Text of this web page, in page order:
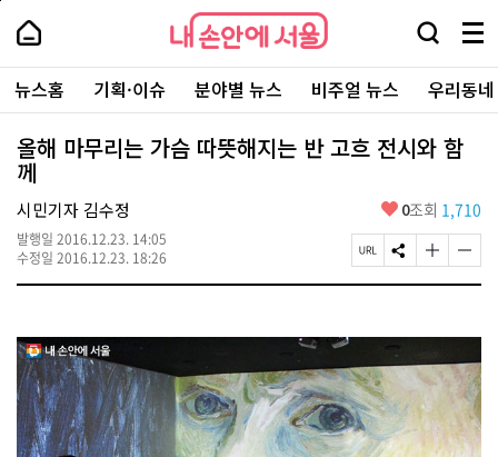
본
로
가
내
손
안
에
서
울
-
서
울
시
대
표
소
통
포
내
손
에
울
검
창
열
기
메
뉴
전
체
보
주
요
서
뉴스홈 기획·이슈 분야별 뉴스 비주얼 뉴스 우리동
올해 마무리는 가슴 따뜻해지는 반 고흐 전시와 함
께
시민기자 김수정
발행일 2016.12.23. 14:05
수정일 2016.12.23. 18:26
좋
요
0조회 1,710
페
이
R
복
사
S
N
유
기
글
자
크
게
변
경
하
기
글
자
작
변
경
하
기
페
상
단
로